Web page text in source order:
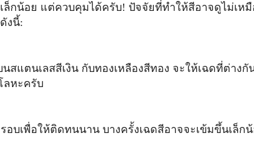
ล็กน้อย แต่ควบคุมได้ครับ! ปัจจัยที่ทำให้สีอาจดูไม่เห
งนี้:
แตนเลสสีเงิน กับทองเหลืองสีทอง จะให้เฉดที่ต่างกั
ลหะครับ
อบเพื่อให้ติดทนนาน บางครั้งเฉดสีอาจจะเข้มขึ้นเล็ก